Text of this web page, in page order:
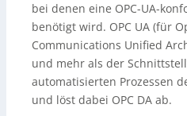
bei denen eine OPC-UA-
benötigt wird. OPC UA (für
Communications Unified
und mehr als der
automatisierten Prozessen
und löst dabei OPC DA ab.